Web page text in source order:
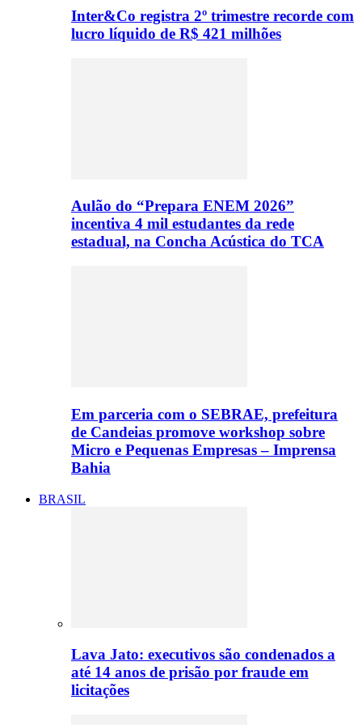
Inter&Co registra 2º trimestre recorde com
lucro líquido de R$ 421 milhões
Aulão do “Prepara ENEM 2026”
incentiva 4 mil estudantes da rede
estadual, na Concha Acústica do TCA
Em parceria com o SEBRAE, prefeitura
de Candeias promove workshop sobre
Micro e Pequenas Empresas – Imprensa
Bahia
BRASIL
Lava Jato: executivos são condenados a
até 14 anos de prisão por fraude em
licitações